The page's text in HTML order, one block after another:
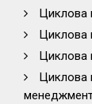
Циклова
Циклова
Циклова
Циклова